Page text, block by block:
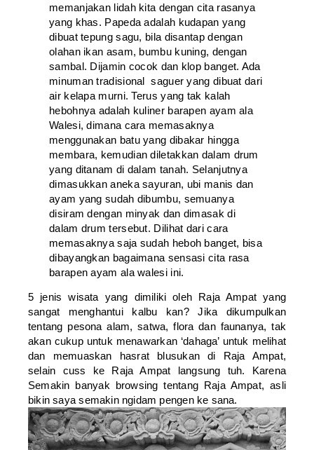
memanjakan lidah kita dengan cita rasanya
yang khas. Papeda adalah kudapan yang
dibuat tepung sagu, bila disantap dengan
olahan ikan asam, bumbu kuning, dengan
sambal. Dijamin cocok dan klop banget. Ada
minuman tradisional saguer yang dibuat dari
air kelapa murni. Terus yang tak kalah
hebohnya adalah kuliner barapen ayam ala
Walesi, dimana cara memasaknya
menggunakan batu yang dibakar hingga
membara, kemudian diletakkan dalam drum
yang ditanam di dalam tanah. Selanjutnya
dimasukkan aneka sayuran, ubi manis dan
ayam yang sudah dibumbu, semuanya
disiram dengan minyak dan dimasak di
dalam drum tersebut. Dilihat dari cara
memasaknya saja sudah heboh banget, bisa
dibayangkan bagaimana sensasi cita rasa
barapen ayam ala walesi ini.
5 jenis wisata yang dimiliki oleh Raja Ampat yang
sangat menghantui kalbu kan? Jika dikumpulkan
tentang pesona alam, satwa, flora dan faunanya, tak
akan cukup untuk menawarkan ‘dahaga’ untuk melihat
dan memuaskan hasrat blusukan di Raja Ampat,
selain cuss ke Raja Ampat langsung tuh. Karena
Semakin banyak browsing tentang Raja Ampat, asli
bikin saya semakin ngidam pengen ke sana.